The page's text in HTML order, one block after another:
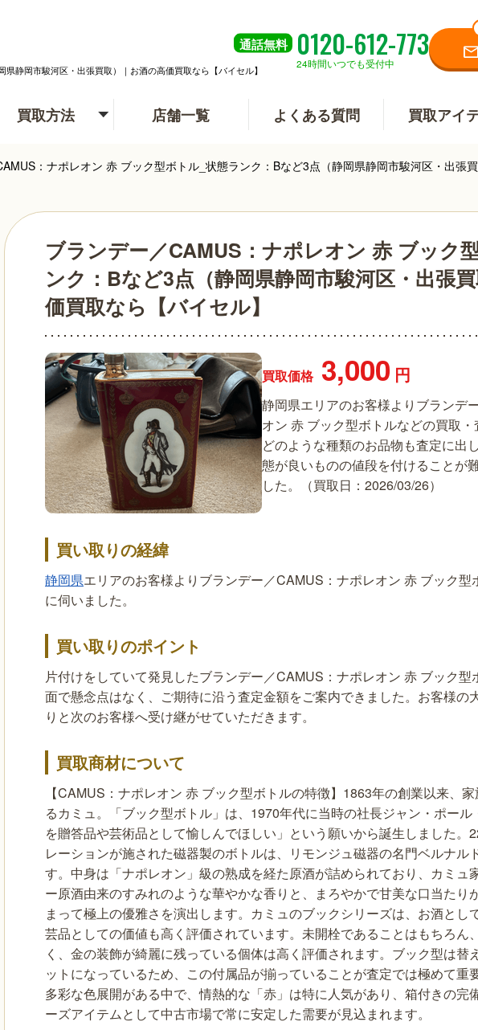
静岡市駿河区・出張買取）｜お酒の高価買取なら【バイセル】
通話無料 0120-612-773
24時間いつでも受付中
買取方法 店舗一覧 よくある質問 買取アイ
：ナポレオン 赤 ブック型ボトル_状態ランク：Bなど3点（静岡県静岡市駿河区・出張
ブランデー／CAMUS：ナポレオン 赤 ブック
ンク：Bなど3点（静岡県静岡市駿河区・出張
価買取なら【バイセル】
買取価格 3,000 円
静岡県エリアのお客様よりブランデ
オン 赤 ブック型ボトルなどの買取・
どのような種類のお品物も査定に出
態が良いものの値段を付けることが
した。（買取日：2026/03/26）
買い取りの経緯
静岡県エリアのお客様よりブランデー／CAMUS：ナポレオン 赤 ブック型
に伺いました。
買い取りのポイント
片付けをしていて発見したブランデー／CAMUS：ナポレオン 赤 ブック
面で懸念点はなく、ご期待に沿う査定金額をご案内できました。お客様の
りと次のお客様へ受け継がせていただきます。
買取商材について
【CAMUS：ナポレオン 赤 ブック型ボトルの特徴】1863年の創業以来、
るカミュ。「ブック型ボトル」は、1970年代に当時の社長ジャン・ポール
を贈答品や芸術品として愉しんでほしい」という願いから誕生しました。
レーションが施された磁器製のボトルは、リモンジュ磁器の名門ベルナル
す。中身は「ナポレオン」級の熟成を経た原酒が詰められており、カミュ
ー原酒由来のすみれのような華やかな香りと、まろやかで甘美な口当たり
まって極上の優雅さを演出します。カミュのブックシリーズは、お酒とし
芸品としての価値も高く評価されています。未開栓であることはもちろん
く、金の装飾が綺麗に残っている個体は高く評価されます。ブック型は替
ットになっているため、この付属品が揃っていることが査定では極めて重
多彩な色展開がある中で、情熱的な「赤」は特に人気があり、箱付きの完
ーズアイテムとして中古市場で常に安定した需要が見込まれます。